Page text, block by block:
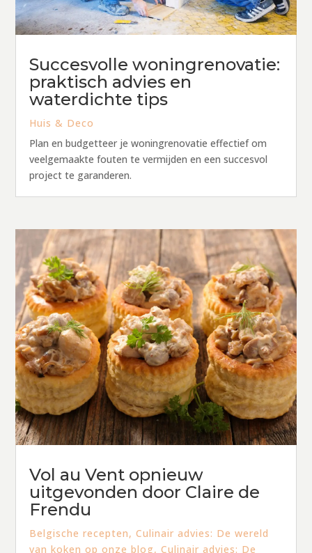
Succesvolle woningrenovatie:
praktisch advies en
waterdichte tips
Huis & Deco
Plan en budgetteer je woningrenovatie effectief om
veelgemaakte fouten te vermijden en een succesvol
project te garanderen.
Vol au Vent opnieuw
uitgevonden door Claire de
Frendu
Belgische recepten,Culinair advies: De wereld
van koken op onze blog,Culinair advies: De